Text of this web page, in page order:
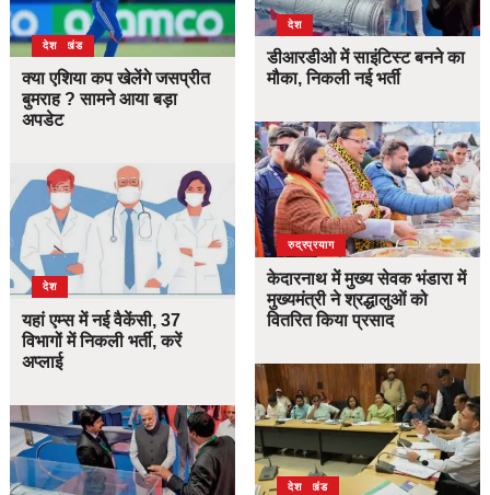
उत्तराखंड
देश
क्या एशिया कप खेलेंगे जसप्रीत
बुमराह ? सामने आया बड़ा
अपडेट
देश
यहां एम्स में नई वैकेंसी, 37
विभागों में निकली भर्ती, करें
अप्लाई
देश
डीआरडीओ में साइंटिस्ट बनने का
मौका, निकली नई भर्ती
उत्तराखंड
देश
रुद्रप्रयाग
केदारनाथ में मुख्य सेवक भंडारा में
मुख्यमंत्री ने श्रद्धालुओं को
वितरित किया प्रसाद
उत्तराखंड
देश